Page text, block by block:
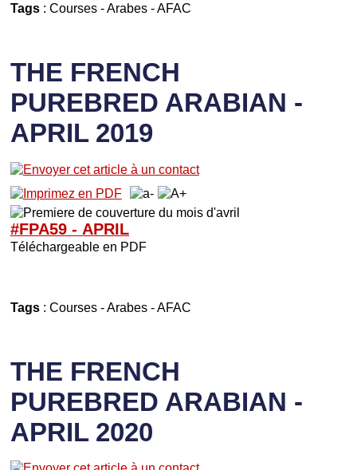
Tags: Courses-Arabes-AFAC
THE FRENCH
PUREBRED ARABIAN -
APRIL 2019
#FPA59 - APRIL
Téléchargeable en PDF
Tags: Courses-Arabes-AFAC
THE FRENCH
PUREBRED ARABIAN -
APRIL 2020